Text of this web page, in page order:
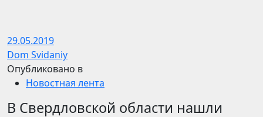
29.05.2019
Dom Svidaniy
Опубликовано в
Новостная лента
В Свердловской области нашли